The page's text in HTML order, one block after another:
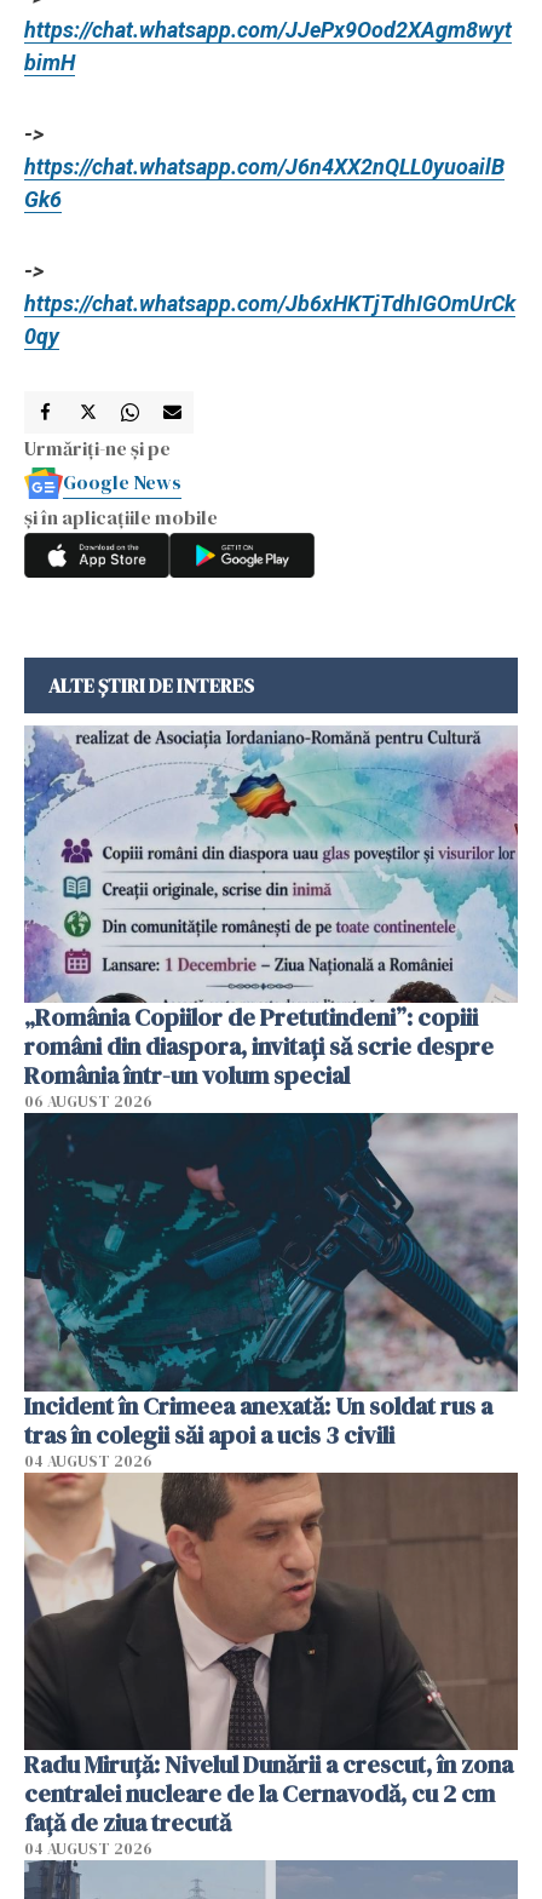
https://chat.whatsapp.com/JJePx9Ood2XAgm8wyt
bimH
->
https://chat.whatsapp.com/J6n4XX2nQLL0yuoailB
Gk6
->
https://chat.whatsapp.com/Jb6xHKTjTdhIGOmUrCk
0qy
Urmăriți-ne și pe
Google News
și în aplicațiile mobile
ALTE ȘTIRI DE INTERES
„România Copiilor de Pretutindeni”: copiii
români din diaspora, invitați să scrie despre
România într-un volum special
06 AUGUST 2026
Incident în Crimeea anexată: Un soldat rus a
tras în colegii săi apoi a ucis 3 civili
04 AUGUST 2026
Radu Miruţă: Nivelul Dunării a crescut, în zona
centralei nucleare de la Cernavodă, cu 2 cm
faţă de ziua trecută
04 AUGUST 2026